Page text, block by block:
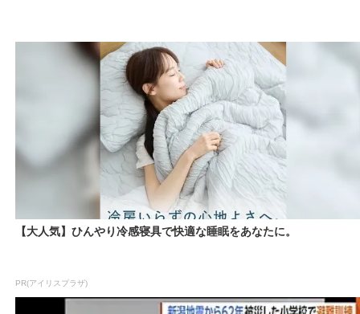
【大人気】ひんやり冷感寝具で快適な睡眠をあなたに。
PR(アイリスプラザ)